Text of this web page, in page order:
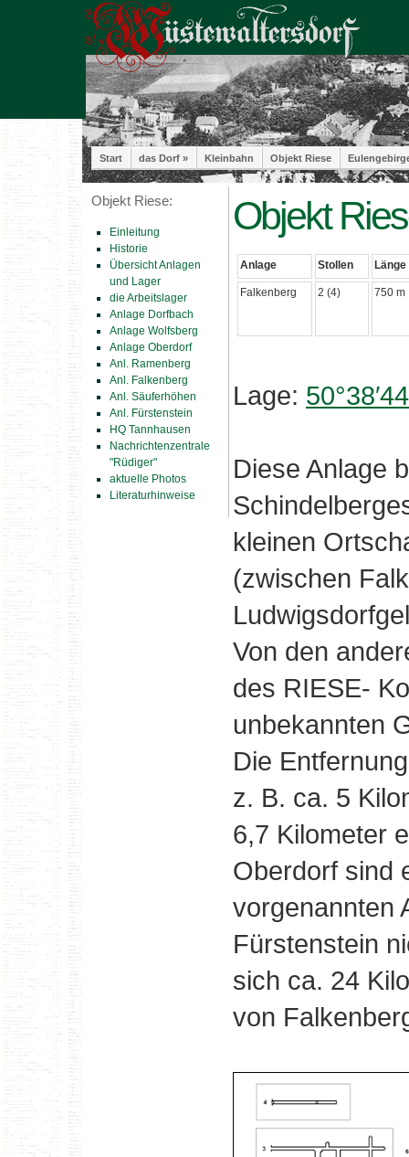
Start das Dorf » Kleinbahn Objekt Riese
Objekt Riese:
Einleitung
Historie
Übersicht Anlagen
und Lager
die Arbeitslager
Anlage Dorfbach
Anlage Wolfsberg
Anlage Oberdorf
Anl. Ramenberg
Anl. Falkenberg
Anl. Säuferhöhen
Anl. Fürstenstein
HQ Tannhausen
Nachrichtenzentrale
"Rüdiger"
aktuelle Photos
Literaturhinweise
Objekt
Anlage Stollen Länge
Falkenberg 2 (4) 750 m
Lage:
Diese Anlage
kleinen
(zwischen
Von den
des RIESE-
unbekannten
Die
z. B. ca. 5
6,7 Kilometer
Oberdorf sind
vorgenannten
Fürstenstein
sich ca. 24
von